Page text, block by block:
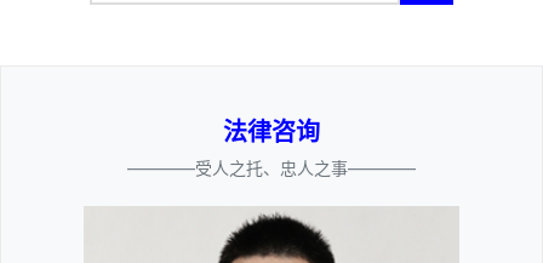
法律咨询
————受人之托、忠人之事————